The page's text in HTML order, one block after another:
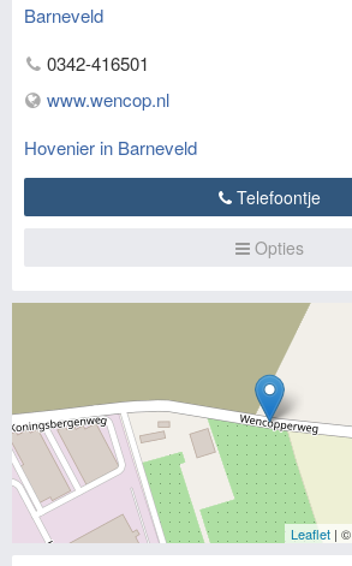
Barneveld
0342-416501
www.wencop.nl
Hovenier in Barneveld
Telefoontje
Opties
Leaflet | ©